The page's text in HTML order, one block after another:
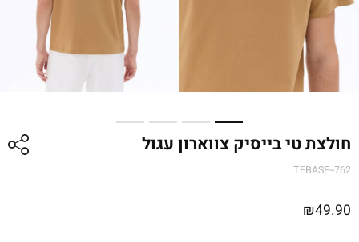
חולצת טי בייסיק צווארון עגול
TEBASE--762
₪49.90